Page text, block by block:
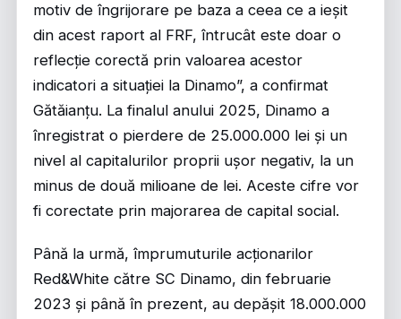
motiv de îngrijorare pe baza a ceea ce a ieșit
din acest raport al FRF, întrucât este doar o
reflecție corectă prin valoarea acestor
indicatori a situației la Dinamo”, a confirmat
Gătăianțu. La finalul anului 2025, Dinamo a
înregistrat o pierdere de 25.000.000 lei și un
nivel al capitalurilor proprii ușor negativ, la un
minus de două milioane de lei. Aceste cifre vor
fi corectate prin majorarea de capital social.
Până la urmă, împrumuturile acționarilor
Red&White către SC Dinamo, din februarie
2023 și până în prezent, au depășit 18.000.000